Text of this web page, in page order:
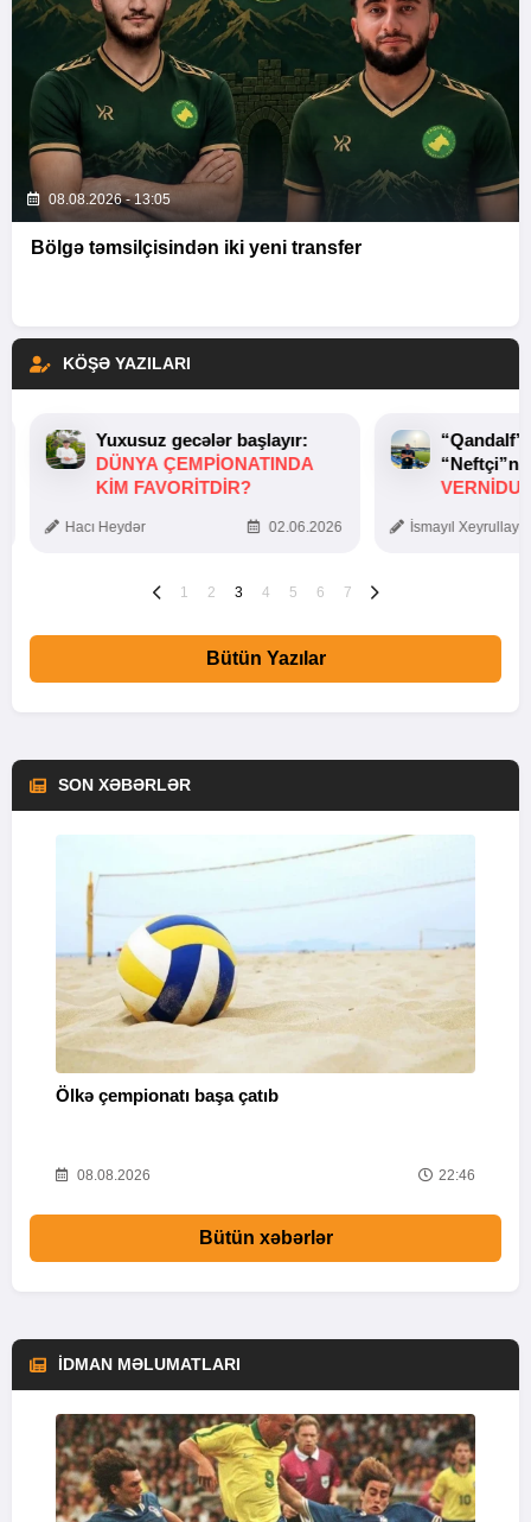
08.08.2026 - 13:05
Bölgə təmsilçisindən iki yeni transfer
KÖŞƏ YAZILARI
Yuxusuz gecələr başlayır:
DÜNYA ÇEMPIONATINDA
KIM FAVORITDIR?
Hacı Heydər 02.06.2026 İsmayıl
1 2 3 4 5 6 7
Bütün Yazılar
SON XƏBƏRLƏR
Ölkə çempionatı başa çatıb
08.08.2026 22:46
Bütün xəbərlər
İDMAN MƏLUMATLARI